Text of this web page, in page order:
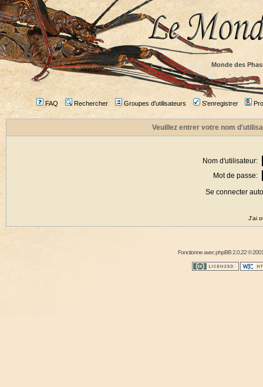
Monde des
FAQ Rechercher Groupes d'utilisateurs S'enregistrer
Veuillez entrer votre nom
Nom d'utilisateur:
Mot de passe:
Se connecter
J'ai
Fonctionne avecphpBB2.0.22 ©